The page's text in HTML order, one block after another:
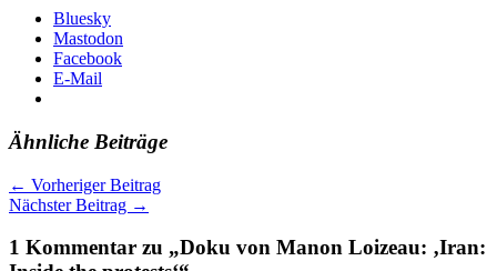
Bluesky
Mastodon
Facebook
E-Mail
Ähnliche Beiträge
← Vorheriger Beitrag
Nächster Beitrag →
1 Kommentar zu „Doku von Manon Loizeau: ‚Iran: